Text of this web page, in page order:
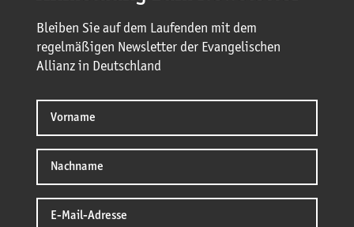
Bleiben Sie auf dem Laufenden mit dem
regelmäßigen Newsletter der Evangelischen
Allianz in Deutschland